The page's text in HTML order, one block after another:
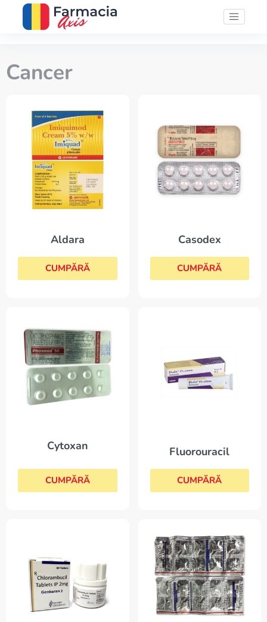
Cancer
Aldara
CUMPĂRĂ
Casodex
CUMPĂRĂ
Cytoxan
CUMPĂRĂ
Fluorouracil
CUMPĂRĂ